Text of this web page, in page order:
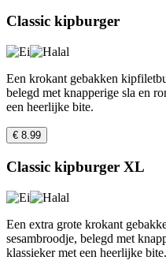
Classic kipburger
Een krokant gebakken
belegd met knapperige sla en
een heerlijke bite.
€ 8.99
Classic kipburger XL
Een extra grote krokant
sesambroodje, belegd met
klassieker met een heerlijke bite.